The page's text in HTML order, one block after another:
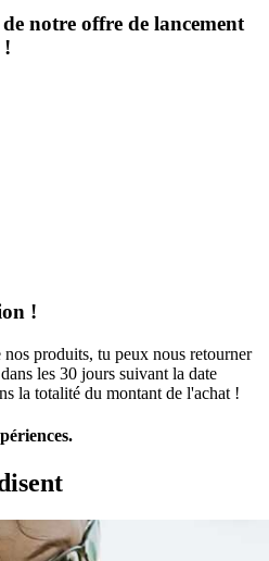
notre offre de lancement
!
!
produits, tu peux nous retourner
les 30 jours suivant la date
la totalité du montant de l'achat !